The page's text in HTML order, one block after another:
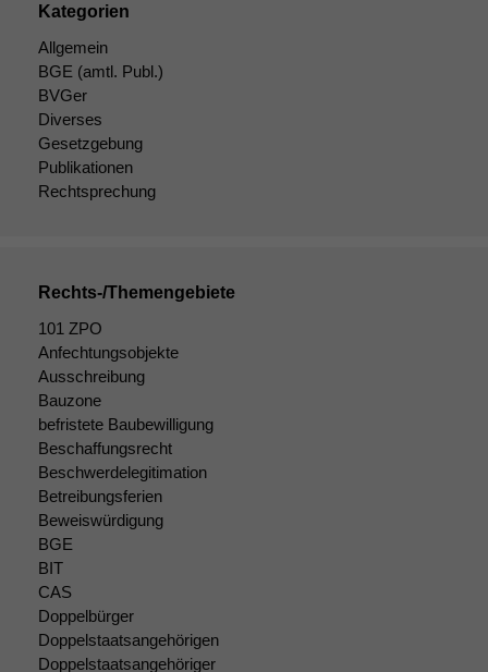
Kategorien
Allgemein
BGE (amtl. Publ.)
BVGer
Diverses
Gesetzgebung
Publikationen
Rechtsprechung
Rechts-/Themengebiete
101 ZPO
Anfechtungsobjekte
Ausschreibung
Bauzone
befristete Baubewilligung
Beschaffungsrecht
Beschwerdelegitimation
Betreibungsferien
Beweiswürdigung
BGE
BIT
CAS
Doppelbürger
Doppelstaatsangehörigen
Doppelstaatsangehöriger